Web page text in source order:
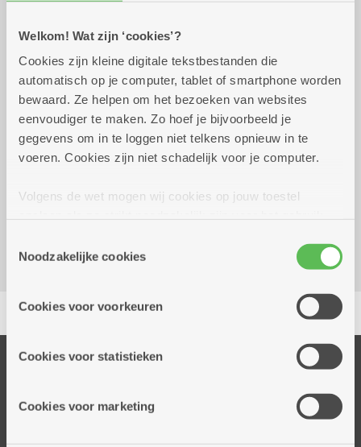
Welkom! Wat zijn ‘cookies’?
Cookies zijn kleine digitale tekstbestanden die
automatisch op je computer, tablet of smartphone worden
bewaard. Ze helpen om het bezoeken van websites
eenvoudiger te maken. Zo hoef je bijvoorbeeld je
gegevens om in te loggen niet telkens opnieuw in te
voeren. Cookies zijn niet schadelijk voor je computer.
Volgens de wet mogen wij cookies op jouw toestel
cookies hebben we jouw toestemming nodig. Sommige
cookies worden geplaatst door derde partijen die een
informatie over jouw (geanonimiseerd) gebruik van onze
partners kunnen deze gegevens combineren met andere
Noodzakelijke cookies
Cookies voor voorkeuren
Cookies voor statistieken
Cookies voor marketing
dinsdag 15 september
2026
10.00 uur tot 11.00
uur
Reserveer vervoer
Dienstencentrum Kerkeveld
Sint-Fredegandusstraat 36
Delen
Onze diensten
Dienstencentra